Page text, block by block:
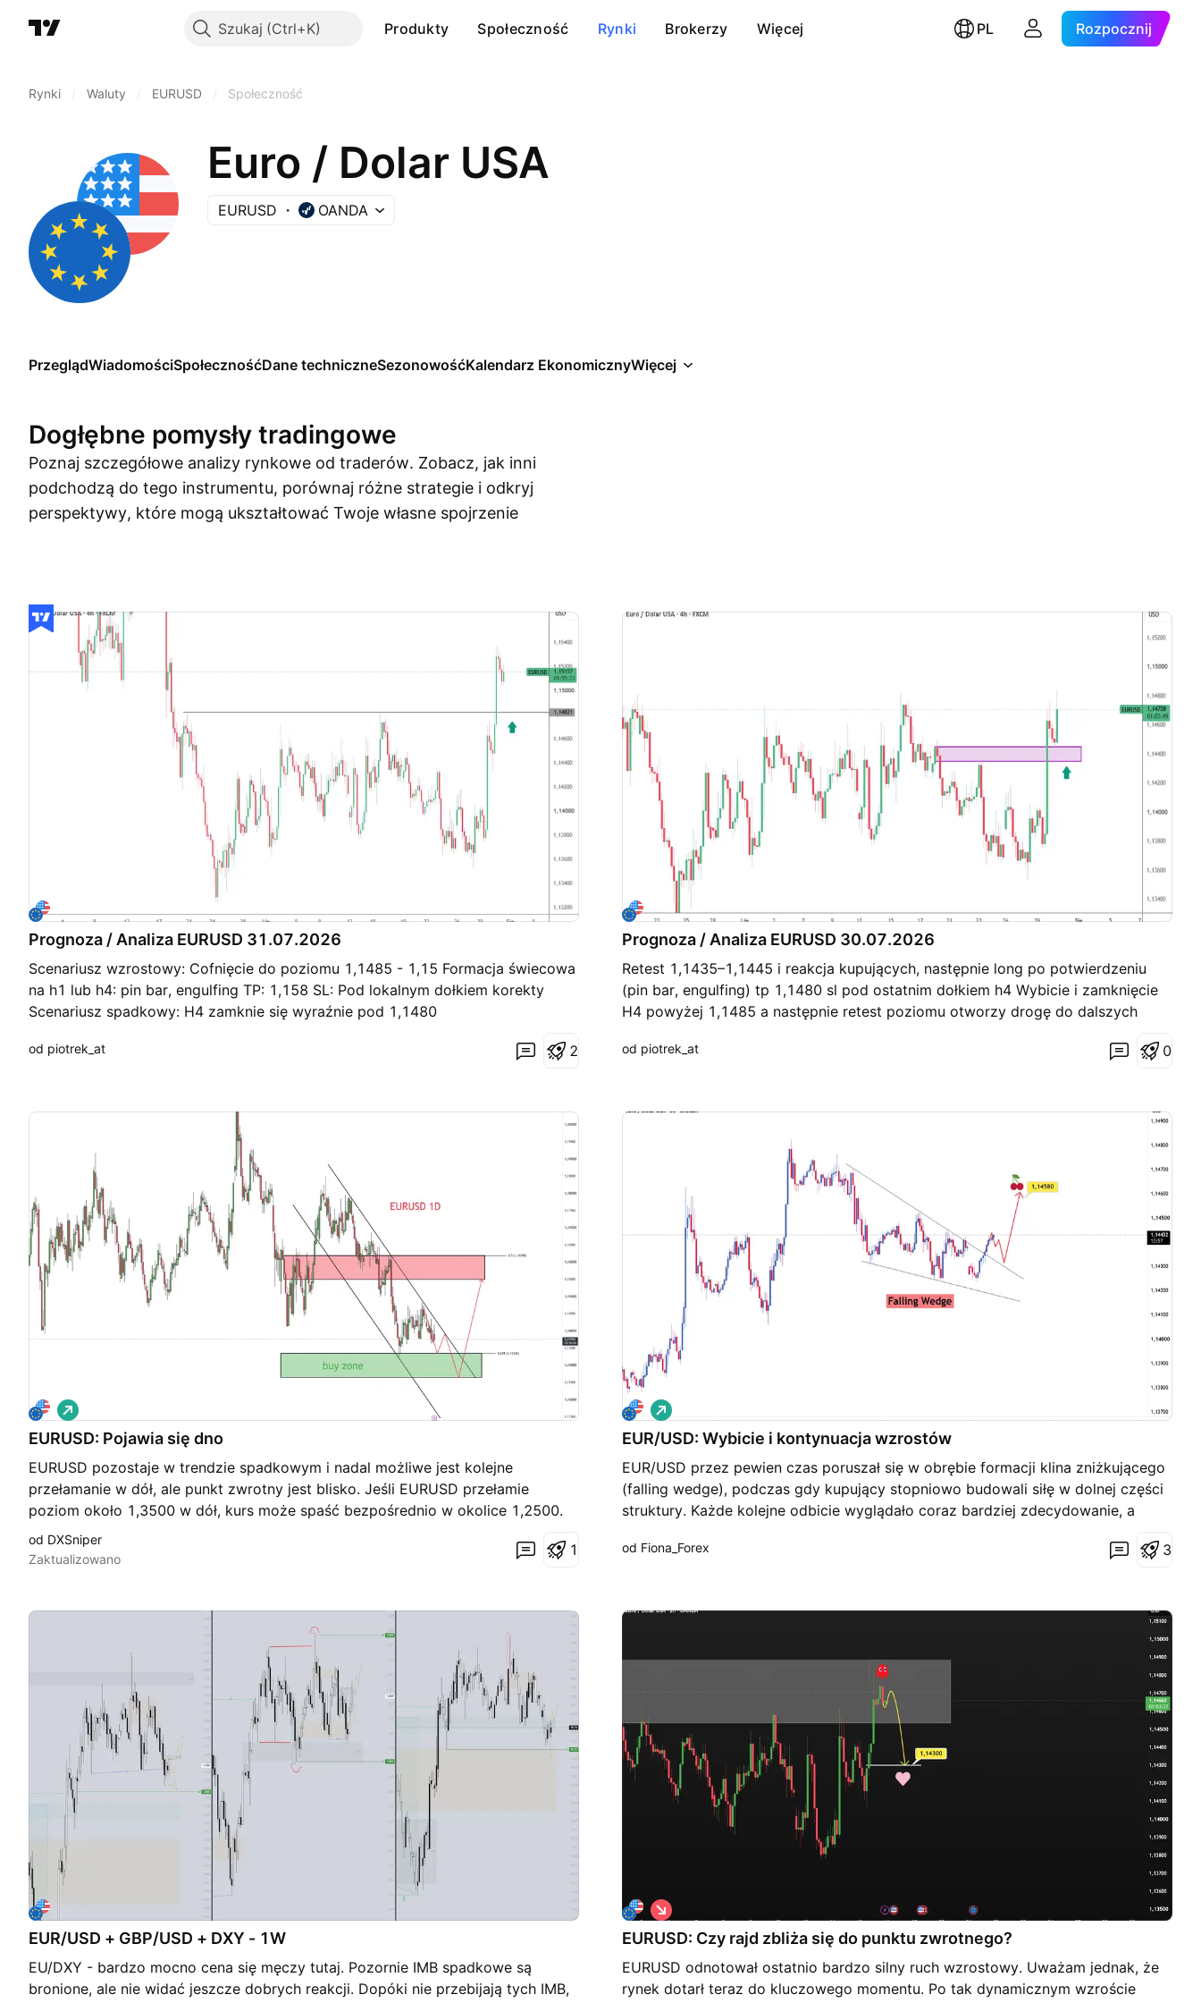
Szukaj Produkty Społeczność Rynki Brokerzy Więcej PL Rozpocznij
Rynki Waluty EURUSD Społeczność
Euro / Dolar USA
EURUSD OANDA
PrzeglądWiadomościSpołecznośćDane techniczneSezonowośćKalendarz EkonomicznyWięcej
Dogłębne pomysły tradingowe
Poznaj szczegółowe analizy rynkowe od traderów. Zobacz, jak inni
podchodzą do tego instrumentu, porównaj różne strategie i odkryj
perspektywy, które mogą ukształtować Twoje własne spojrzenie
Prognoza / Analiza EURUSD 31.07.2026
Scenariusz wzrostowy: Cofnięcie do poziomu 1,1485 - 1,15 Formacja świecowa
na h1 lub h4: pin bar, engulfing TP: 1,158 SL: Pod lokalnym dołkiem korekty
Scenariusz spadkowy: H4 zamknie się wyraźnie pod 1,1480
od piotrek_at 2
Prognoza / Analiza EURUSD 30.07.2026
Retest 1,1435–1,1445 i reakcja kupujących, następnie long po potwierdzeniu
(pin bar, engulfing) tp 1,1480 sl pod ostatnim dołkiem h4 Wybicie i zamknięcie
H4 powyżej 1,1485 a następnie retest poziomu otworzy drogę do dalszych
od piotrek_at 0
EURUSD: Pojawia się dno
EURUSD pozostaje w trendzie spadkowym i nadal możliwe jest kolejne
przełamanie w dół, ale punkt zwrotny jest blisko. Jeśli EURUSD przełamie
poziom około 1,3500 w dół, kurs może spaść bezpośrednio w okolice 1,2500.
Na poziomie 1,2500 znajduje się kluczowe wsparcie. Gdy kurs dotrze do tego
obszaru, pojawi się najlepsza szansa na zakup. Możemy kupować przy
profesjonalnym nadzorem. Będę stale aktualizować strategie.
L
o
n
od DXSniper
Zaktualizowano
1
EUR/USD: Wybicie i kontynuacja wzrostów
EUR/USD przez pewien czas poruszał się w obrębie formacji klina zniżkującego
(falling wedge), podczas gdy kupujący stopniowo budowali siłę w dolnej części
struktury. Każde kolejne odbicie wyglądało coraz bardziej zdecydowanie, a
wyraźnie pokazywało, że momentum zaczyna spokojnie przechodzić na stronę
rozpoczęcie nowej, dynamicznej fali wzrostowej w kierunku 1,14580 nie byłoby
L
o
n
od Fiona_Forex 3
EUR/USD + GBP/USD + DXY - 1W
EU/DXY - bardzo mocno cena się męczy tutaj. Pozornie IMB spadkowe są
bronione, ale nie widać jeszcze dobrych reakcji. Dopóki nie przebijają tych IMB,
EURUSD: Czy rajd zbliża się do punktu zwrotnego?
EURUSD odnotował ostatnio bardzo silny ruch wzrostowy. Uważam jednak, że
rynek dotarł teraz do kluczowego momentu. Po tak dynamicznym wzroście
S
h
o
t